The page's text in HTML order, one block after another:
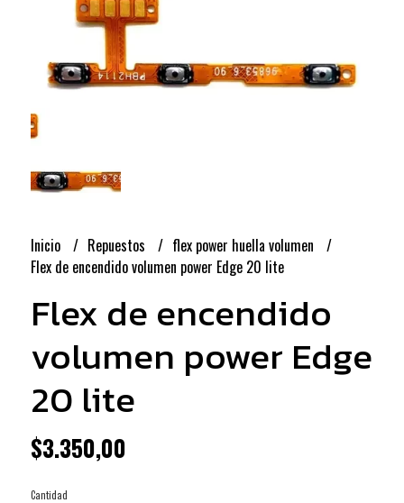
Inicio Repuestos
flex power huella volumen
Flex de encendido volumen power Edge 20 lite
Flex de encendido
volumen power Edge
20 lite
$3.350,00
Cantidad